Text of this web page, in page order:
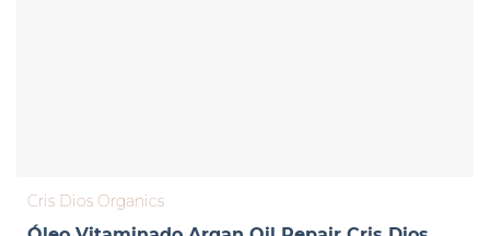
Cris Dios Organics